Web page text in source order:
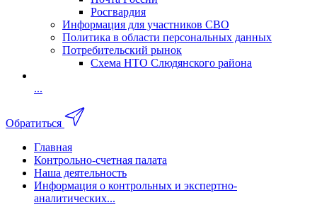
Росгвардия
Информация для участников СВО
Политика в области персональных данных
Потребительский рынок
Схема НТО Слюдянского района
...
Обратиться
Главная
Контрольно-счетная палата
Наша деятельность
Информация о контрольных и экспертно-
аналитических...